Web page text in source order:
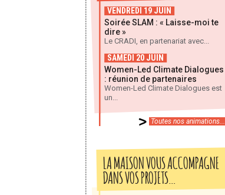
VENDREDI 19 JUIN
Soirée SLAM : « Laisse-moi te
dire »
Le CRADI, en partenariat avec...
SAMEDI 20 JUIN
Women-Led Climate Dialogues
: réunion de partenaires
Women-Led Climate Dialogues est
un...
Toutes nos animations...
LA MAISON VOUS ACCOMPAGNE
DANS VOS PROJETS…